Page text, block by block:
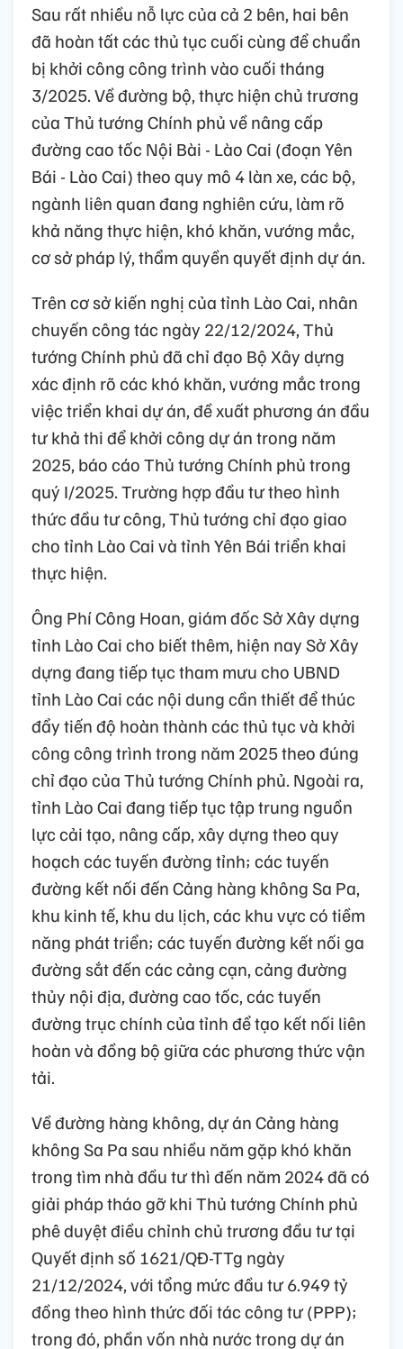
Sau rất nhiều nỗ lực của cả 2 bên, hai bên
đã hoàn tất các thủ tục cuối cùng để chuẩn
bị khởi công công trình vào cuối tháng
3/2025. Về đường bộ, thực hiện chủ trương
của Thủ tướng Chính phủ về nâng cấp
đường cao tốc Nội Bài - Lào Cai (đoạn Yên
Bái - Lào Cai) theo quy mô 4 làn xe, các bộ,
ngành liên quan đang nghiên cứu, làm rõ
khả năng thực hiện, khó khăn, vướng mắc,
cơ sở pháp lý, thẩm quyền quyết định dự án.
Trên cơ sở kiến nghị của tỉnh Lào Cai, nhân
chuyến công tác ngày 22/12/2024, Thủ
tướng Chính phủ đã chỉ đạo Bộ Xây dựng
xác định rõ các khó khăn, vướng mắc trong
việc triển khai dự án, đề xuất phương án đầu
tư khả thi để khởi công dự án trong năm
2025, báo cáo Thủ tướng Chính phủ trong
quý I/2025. Trường hợp đầu tư theo hình
thức đầu tư công, Thủ tướng chỉ đạo giao
cho tỉnh Lào Cai và tỉnh Yên Bái triển khai
thực hiện.
Ông Phí Công Hoan, giám đốc Sở Xây dựng
tỉnh Lào Cai cho biết thêm, hiện nay Sở Xây
dựng đang tiếp tục tham mưu cho UBND
tỉnh Lào Cai các nội dung cần thiết để thúc
đẩy tiến độ hoàn thành các thủ tục và khởi
công công trình trong năm 2025 theo đúng
chỉ đạo của Thủ tướng Chính phủ. Ngoài ra,
tỉnh Lào Cai đang tiếp tục tập trung nguồn
lực cải tạo, nâng cấp, xây dựng theo quy
hoạch các tuyến đường tỉnh; các tuyến
đường kết nối đến Cảng hàng không Sa Pa,
khu kinh tế, khu du lịch, các khu vực có tiềm
năng phát triển; các tuyến đường kết nối ga
đường sắt đến các cảng cạn, cảng đường
thủy nội địa, đường cao tốc, các tuyến
đường trục chính của tỉnh để tạo kết nối liên
hoàn và đồng bộ giữa các phương thức vận
tải.
Về đường hàng không, dự án Cảng hàng
không Sa Pa sau nhiều năm gặp khó khăn
trong tìm nhà đầu tư thì đến năm 2024 đã có
giải pháp tháo gỡ khi Thủ tướng Chính phủ
phê duyệt điều chỉnh chủ trương đầu tư tại
Quyết định số 1621/QĐ-TTg ngày
21/12/2024, với tổng mức đầu tư 6.949 tỷ
đồng theo hình thức đối tác công tư (PPP);
trong đó, phần vốn nhà nước trong dự án